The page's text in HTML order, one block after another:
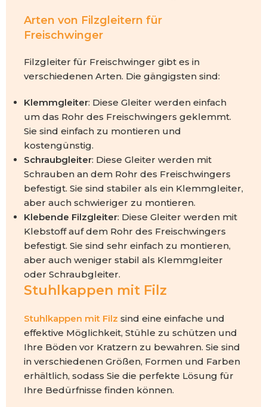
Arten von Filzgleitern für
Freischwinger
Filzgleiter für Freischwinger gibt es in
verschiedenen Arten. Die gängigsten sind:
Klemmgleiter: Diese Gleiter werden einfach
um das Rohr des Freischwingers geklemmt.
Sie sind einfach zu montieren und
kostengünstig.
Schraubgleiter: Diese Gleiter werden mit
Schrauben an dem Rohr des Freischwingers
befestigt. Sie sind stabiler als ein Klemmgleiter,
aber auch schwieriger zu montieren.
Klebende Filzgleiter: Diese Gleiter werden mit
Klebstoff auf dem Rohr des Freischwingers
befestigt. Sie sind sehr einfach zu montieren,
aber auch weniger stabil als Klemmgleiter
oder Schraubgleiter.
Stuhlkappen mit Filz
Stuhlkappen mit Filz sind eine einfache und
effektive Möglichkeit, Stühle zu schützen und
Ihre Böden vor Kratzern zu bewahren. Sie sind
in verschiedenen Größen, Formen und Farben
erhältlich, sodass Sie die perfekte Lösung für
Ihre Bedürfnisse finden können.